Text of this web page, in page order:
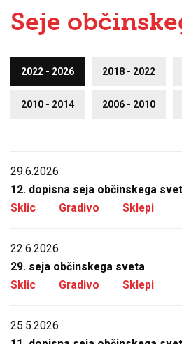
Seje
2022 - 2026 2018 - 2022
2010 - 2014 2006 - 2010
29.6.2026
12. dopisna seja občinskega
Sklic
Gradivo Sklepi
22.6.2026
29. seja občinskega sveta
Sklic
Gradivo Sklepi
25.5.2026